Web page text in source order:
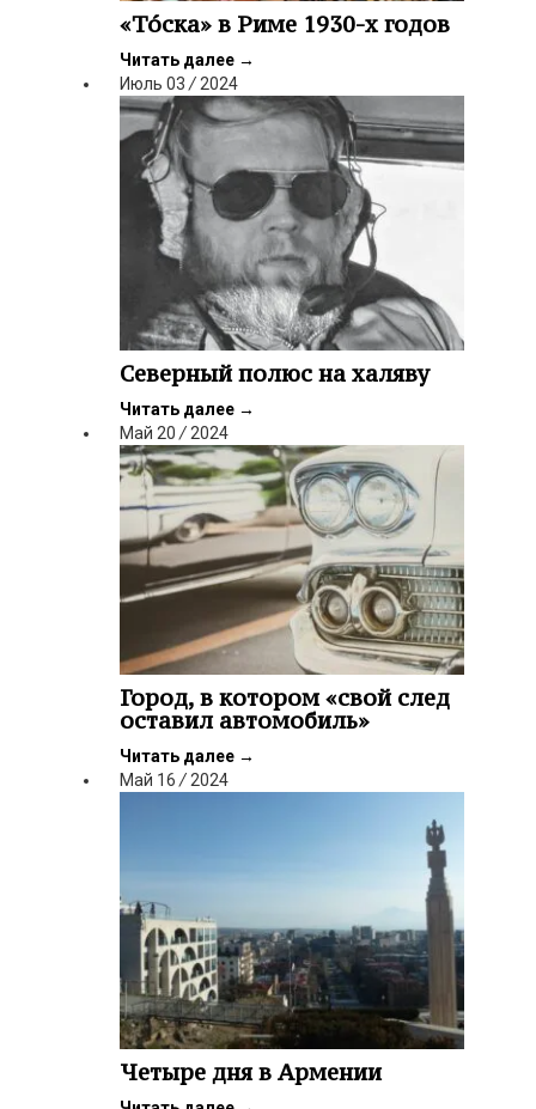
«Тóска» в Риме 1930-х годов
Читать далее →
Июль 03/2024
Северный полюс на халяву
Читать далее →
Май 20/2024
Город, в котором «свой след
оставил автомобиль»
Читать далее →
Май 16 / 2024
Четыре дня в Армении